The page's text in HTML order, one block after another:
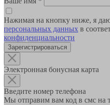
Нажимая на кнопку ниже, я
персональных данных в
конфиденциальности
Зарегистрироваться
Электронная бонусная карта
Введите номер телефона
Мы отправим вам код в смс на